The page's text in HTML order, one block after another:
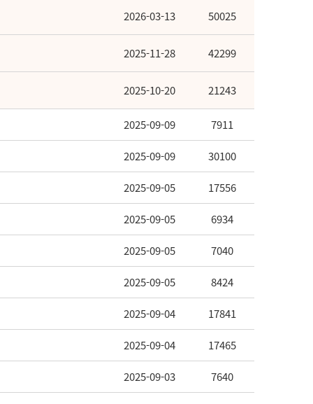
2026-03-13 50025
2025-11-28 42299
2025-10-20 21243
2025-09-09 7911
2025-09-09 30100
2025-09-05 17556
2025-09-05 6934
2025-09-05 7040
2025-09-05 8424
2025-09-04 17841
2025-09-04 17465
2025-09-03 7640